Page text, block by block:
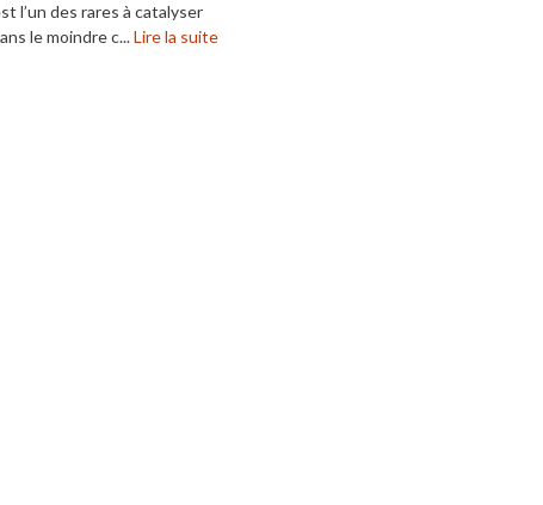
l’un des rares à catalyser
le moindre c...Lire la suite